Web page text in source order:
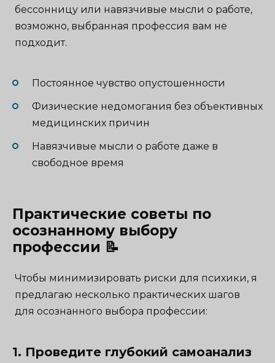
бессонницу или навязчивые мысли о работе,
возможно, выбранная профессия вам не
подходит.
Постоянное чувство опустошенности
Физические недомогания без объективных
медицинских причин
Навязчивые мысли о работе даже в
свободное время
Практические советы по
осознанному выбору
профессии 📝
Чтобы минимизировать риски для психики, я
предлагаю несколько практических шагов
для осознанного выбора профессии:
1. Проведите глубокий самоанализ